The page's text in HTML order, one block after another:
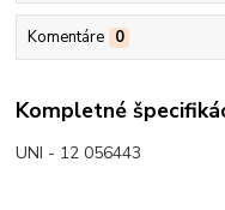
Komentáre 0
Kompletné
UNI - 12 056443